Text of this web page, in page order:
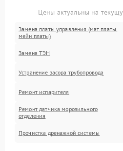
Цены актуальны на
Замена платы управления (мат.платы,
мейн платы)
Замена ТЭН
Устранение засора трубопровода
Ремонт испарителя
Ремонт датчика морозильного
отделения
Прочистка дренажной системы